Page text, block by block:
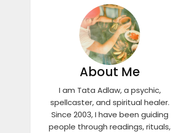
About Me
I am Tata Adlaw, a psychic,
spellcaster, and spiritual healer.
Since 2003, I have been guiding
people through readings, rituals,